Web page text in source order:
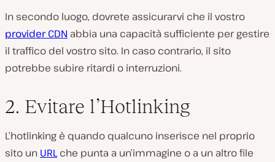
In secondo luogo, dovrete assicurarvi che il vostro
provider CDN abbia una capacità sufficiente per gestire
il traffico del vostro sito. In caso contrario, il sito
potrebbe subire ritardi o interruzioni.
2. Evitare l’Hotlinking
L’hotlinking è quando qualcuno inserisce nel proprio
sito un URLche punta a un’immagine o a un altro file